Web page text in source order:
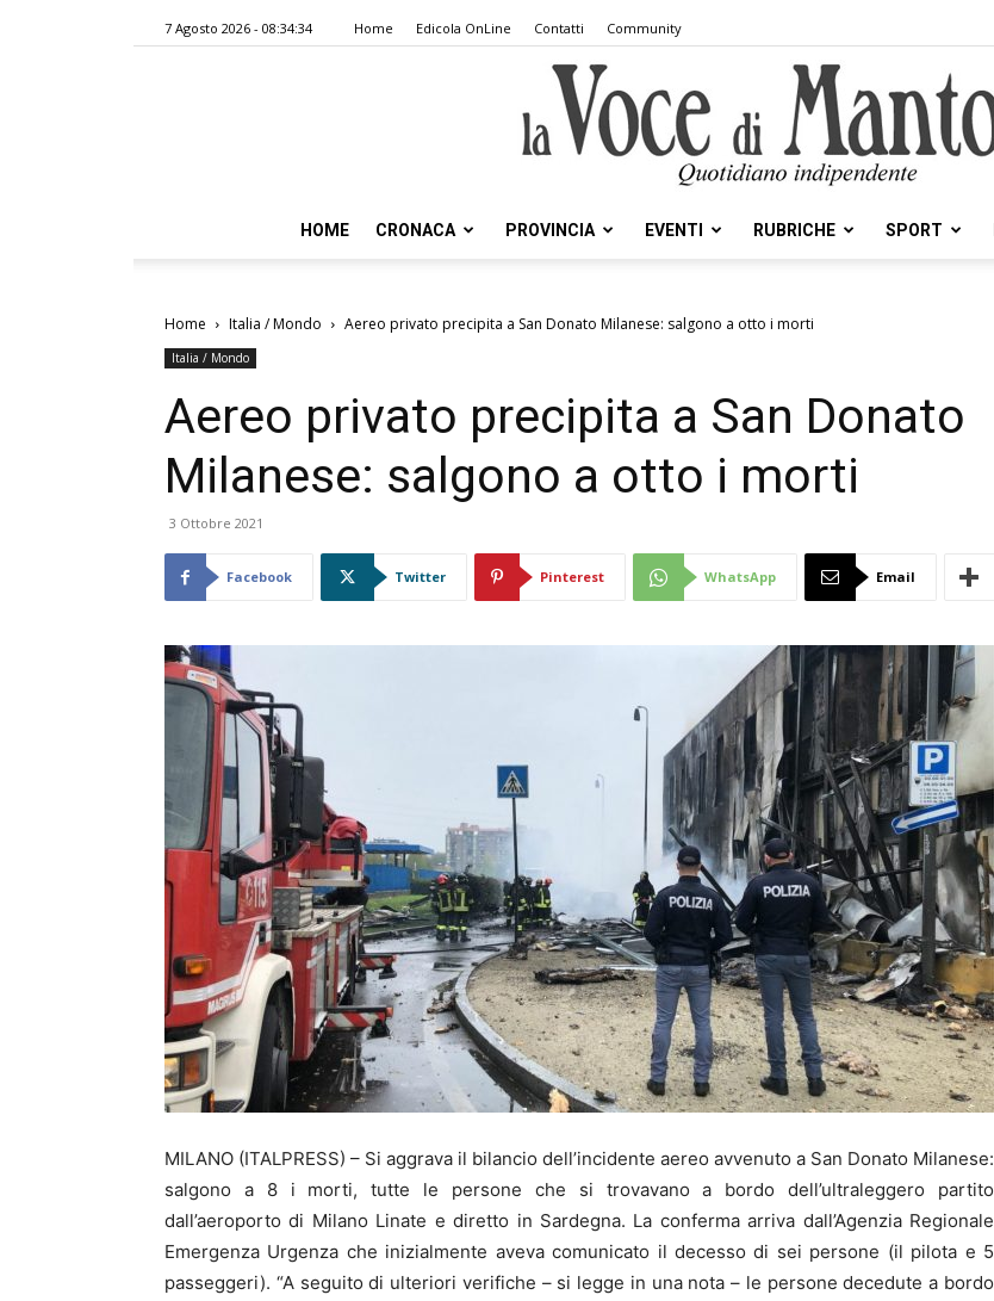
7 Agosto 2026 - 08:34:34 Home Edicola OnLine Contatti Community
Voce
Mantova
HOME CRONACA PROVINCIA EVENTI RUBRICHE SPORT
Home Italia / Mondo Aereo privato precipita a San Donato Milanese: salgono a otto i morti
Italia / Mondo
Aereo privato precipita a San Donato
Milanese: salgono a otto i morti
3 Ottobre 2021
Facebook Twitter Pinterest WhatsApp Email
MILANO (ITALPRESS) – Si aggrava il bilancio dell’incidente aereo avvenuto a San Donato Milanese:
salgono a 8 i morti, tutte le persone che si trovavano a bordo dell’ultraleggero partito
dall’aeroporto di Milano Linate e diretto in Sardegna. La conferma arriva dall’Agenzia Regionale
Emergenza Urgenza che inizialmente aveva comunicato il decesso di sei persone (il pilota e 5
passeggeri). “A seguito di ulteriori verifiche – si legge in una nota – le persone decedute a bordo